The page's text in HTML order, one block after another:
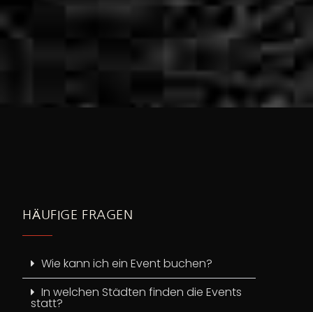
HÄUFIGE FRAGEN
Wie kann ich ein Event buchen?
In welchen Städten finden die Events
statt?